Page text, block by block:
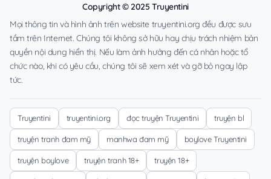
Copyright © 2025 Truyentini
Mọi thông tin và hình ảnh trên website truyentini.org đều được sưu
tầm trên Internet. Chúng tôi không sở hữu hay chịu trách nhiệm bản
quyền nội dung hiển thị. Nếu làm ảnh hưởng đến cá nhân hoặc tổ
chức nào, khi có yêu cầu, chúng tôi sẽ xem xét và gỡ bỏ ngay lập
tức.
Truyentini truyentini.org đọc truyện Truyentini truyện bl
truyện tranh đam mỹ manhwa đam mỹ boylove Truyentini
truyện boylove truyện tranh 18+ truyện 18+